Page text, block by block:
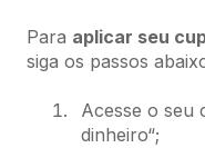
Para aplicar seu
siga os passos
Acesse o seu
dinheiro“;